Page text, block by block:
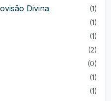
Divina (1)
(1)
(1)
(2)
(0)
(1)
(1)